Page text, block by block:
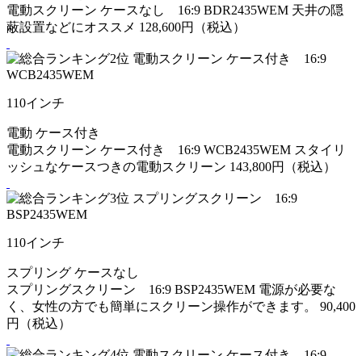
電動スクリーン ケースなし 16:9 BDR2435WEM 天井の隠
蔽設置などにオススメ 128,600円（税込）
110インチ
電動 ケース付き
電動スクリーン ケース付き 16:9 WCB2435WEM スタイリ
ッシュなケースつきの電動スクリーン 143,800円（税込）
110インチ
スプリング ケースなし
スプリングスクリーン 16:9 BSP2435WEM 電源が必要な
く、女性の方でも簡単にスクリーン操作ができます。
90,400
円（税込）